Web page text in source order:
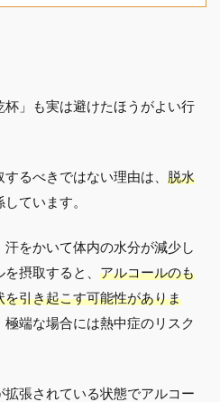
」も実は避けたほうがよい行
るべきではない理由は、 脱水
しています。
をかいて体内の水分が減少し
摂取すると、 アルコールのも
引き起こす可能性がありま
端な場合には熱中症のリスク
張されている状態でアルコー